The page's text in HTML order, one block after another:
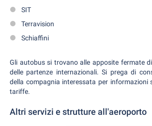
SIT
Terravision
Schiaffini
Gli autobus si trovano alle apposite fermate
delle partenze internazionali. Si prega di
della compagnia interessata per informazioni
tariffe.
Altri servizi e strutture all'aeroporto